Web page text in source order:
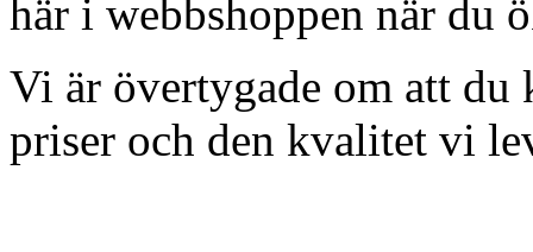
här i webbshoppen när du
Vi är övertygade om att du
priser och den kvalitet vi